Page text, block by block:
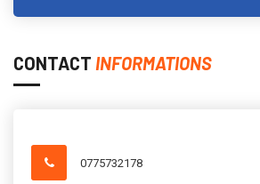
CONTACT INFORMATIONS
0775732178